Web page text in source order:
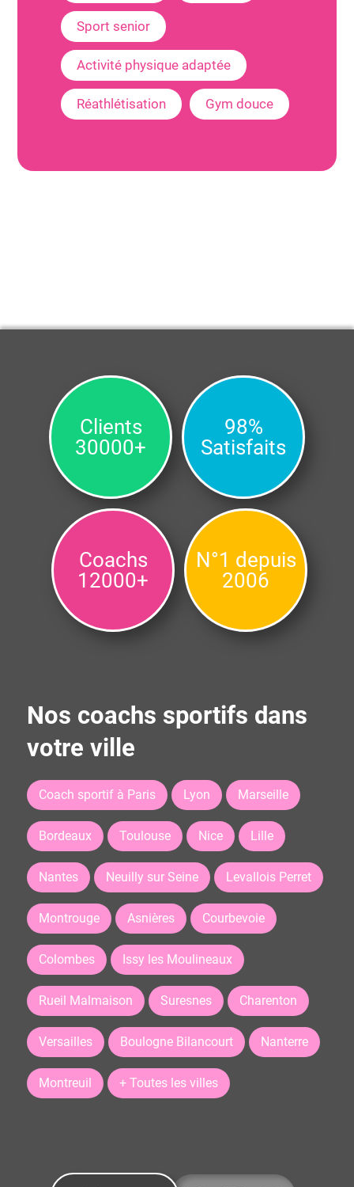
Sport senior
Activité physique adaptée
Réathlétisation Gym douce
Clients
30000+
98%
Satisfaits
Coachs
12000+
N°1 depuis
2006
Nos coachs sportifs dans
votre ville
Coach sportif à Paris Lyon Marseille
Bordeaux Toulouse Nice Lille
Nantes Neuilly sur Seine Levallois Perret
Montrouge Asnières Courbevoie
Colombes Issy les Moulineaux
Rueil Malmaison Suresnes Charenton
Versailles Boulogne Bilancourt Nanterre
Montreuil + Toutes les villes